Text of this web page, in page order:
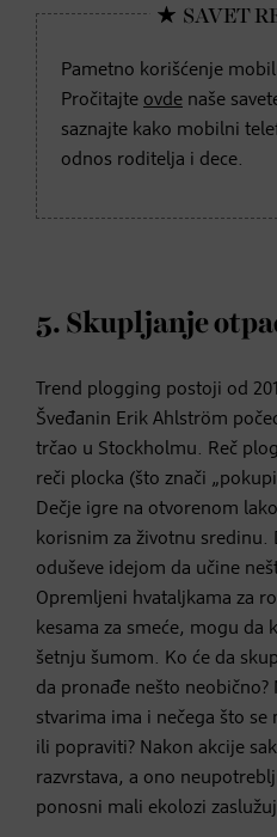
Pametno korišćenje
Pročitajte ovde naše
saznajte kako mobilni
odnos roditelja i dece.
5. Skupljanje
Trend plogging postoji od
Šveđanin Erik Ahlström
trčao u Stockholmu. Reč
reči plocka (što znači
Dečje igre na otvorenom
korisnim za životnu sredinu.
oduševe idejom da učine
Opremljeni hvataljkama za
kesama za smeće, mogu da
šetnju šumom. Ko će da
da pronađe nešto
stvarima ima i nečega što
ili popraviti? Nakon akcije
razvrstava, a ono
ponosni mali ekolozi